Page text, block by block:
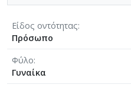
Είδος οντότητας
Πρόσωπο
Φύλο
Γυναίκα